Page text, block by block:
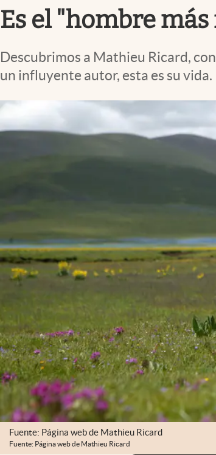
Es el "hombre
Descubrimos a Mathieu Ricard,
un influyente autor, esta es su vida.
Fuente: Página web de Mathieu Ricard
Fuente: Página web de Mathieu Ricard